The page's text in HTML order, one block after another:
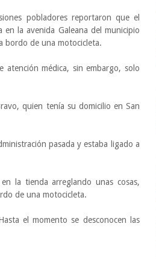
pobladores reportaron que el
la avenida Galeana del municipio
bordo de una motocicleta.
atención médica, sin embargo, solo
quien tenía su domicilio en San
pasada y estaba ligado a
la tienda arreglando unas cosas,
de una motocicleta.
el momento se desconocen las